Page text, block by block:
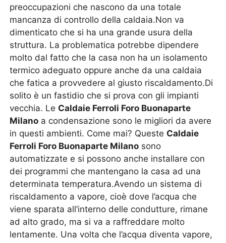
preoccupazioni che nascono da una totale
mancanza di controllo della caldaia.Non va
dimenticato che si ha una grande usura della
struttura. La problematica potrebbe dipendere
molto dal fatto che la casa non ha un isolamento
termico adeguato oppure anche da una caldaia
che fatica a provvedere al giusto riscaldamento.Di
solito è un fastidio che si prova con gli impianti
vecchia. Le Caldaie Ferroli Foro Buonaparte
Milano a condensazione sono le migliori da avere
in questi ambienti. Come mai? Queste Caldaie
Ferroli Foro Buonaparte Milano sono
automatizzate e si possono anche installare con
dei programmi che mantengano la casa ad una
determinata temperatura.Avendo un sistema di
riscaldamento a vapore, cioè dove l’acqua che
viene sparata all’interno delle condutture, rimane
ad alto grado, ma si va a raffreddare molto
lentamente. Una volta che l’acqua diventa vapore,